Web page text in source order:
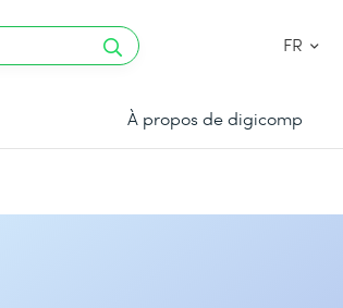
FR
À propos de digicomp